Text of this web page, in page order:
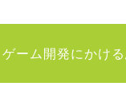
ゲーム開発にかけ